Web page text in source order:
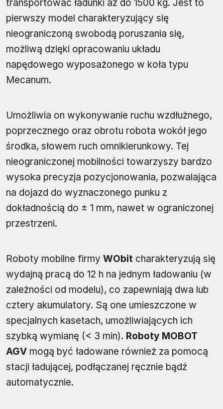
transportować ładunki aż do 1500 kg. Jest to
pierwszy model charakteryzujący się
nieograniczoną swobodą poruszania się,
możliwą dzięki opracowaniu układu
napędowego wyposażonego w koła typu
Mecanum.
Umożliwia on wykonywanie ruchu wzdłużnego,
poprzecznego oraz obrotu robota wokół jego
środka, słowem ruch omnikierunkowy. Tej
nieograniczonej mobilności towarzyszy bardzo
wysoka precyzja pozycjonowania, pozwalająca
na dojazd do wyznaczonego punku z
dokładnością do ± 1 mm, nawet w ograniczonej
przestrzeni.
Roboty mobilne firmy WObit charakteryzują się
wydajną pracą do 12 h na jednym ładowaniu (w
zależności od modelu), co zapewniają dwa lub
cztery akumulatory. Są one umieszczone w
specjalnych kasetach, umożliwiających ich
szybką wymianę (< 3 min). Roboty MOBOT
AGV mogą być ładowane również za pomocą
stacji ładującej, podłączanej ręcznie bądź
automatycznie.